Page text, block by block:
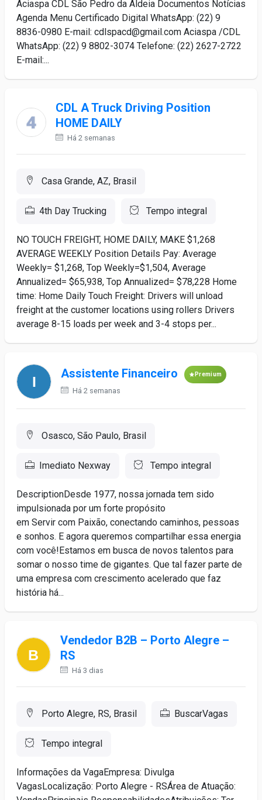
Aciaspa CDL São Pedro da Aldeia Documentos Notícias
Agenda Menu Certificado Digital WhatsApp: (22) 9
8836-0980 E-mail: cdlspacd@gmail.com Aciaspa /CDL
WhatsApp: (22) 9 8802-3074 Telefone: (22) 2627-2722
E-mail:...
CDL A Truck Driving Position
HOME DAILY
Há 2 semanas
Casa Grande, AZ, Brasil
4th Day Trucking Tempo integral
NO TOUCH FREIGHT, HOME DAILY, MAKE $1,268
AVERAGE WEEKLY Position Details Pay: Average
Weekly= $1,268, Top Weekly=$1,504, Average
Annualized= $65,938, Top Annualized= $78,228 Home
time: Home Daily Touch Freight: Drivers will unload
freight at the customer locations using rollers Drivers
average 8-15 loads per week and 3-4 stops per...
Assistente Financeiro Premium
Há 2 semanas
Osasco, São Paulo, Brasil
Imediato Nexway Tempo integral
DescriptionDesde 1977, nossa jornada tem sido
impulsionada por um forte propósito
em Servir com Paixão, conectando caminhos, pessoas
e sonhos. E agora queremos compartilhar essa energia
com você!Estamos em busca de novos talentos para
somar o nosso time de gigantes. Que tal fazer parte de
uma empresa com crescimento acelerado que faz
história há...
Vendedor B2B – Porto Alegre –
RS
Há 3 dias
Porto Alegre, RS, Brasil BuscarVagas
Tempo integral
Informações da VagaEmpresa: Divulga
VagasLocalização: Porto Alegre - RSÁrea de Atuação: